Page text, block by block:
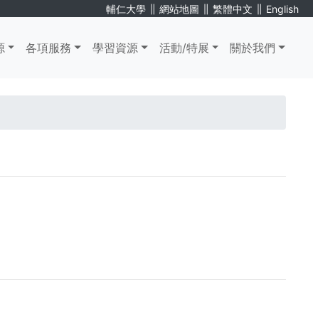
輔仁大學 ∥ 網站地圖 ∥ 繁體中文 ∥ English
各項服務 學習資源 活動/特展 關於我們